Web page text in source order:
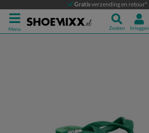
Gratisverzending en retour*
Menu Zoeken Inloggen
Havaianas Minecraft
Slippers